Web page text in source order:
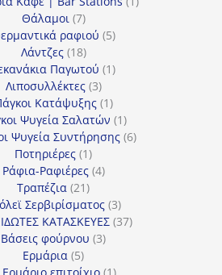
Θάλαμοι 77
προϊόντα
ραφιού 55
Λάντζες 1818
προϊόντα
Παγωτού 11
Λιποσυλλέκτες 33
προϊόντα
Κατάψυξης 11
προϊόν
Ψυγεία Σαλατών 11
προϊόν
Ψυγεία Συντήρησης 66
Ποτηριέρες 11
προϊόν
Ράφια-Ραφιέρες 44
Τραπέζια 2121
προϊόντα
Σερβιρίσματος 33
προϊόντα
ΚΑΤΑΣΚΕΥΕΣ 3737
Βάσεις φούρνου 33
Ερμάρια 55
προϊόντα
1